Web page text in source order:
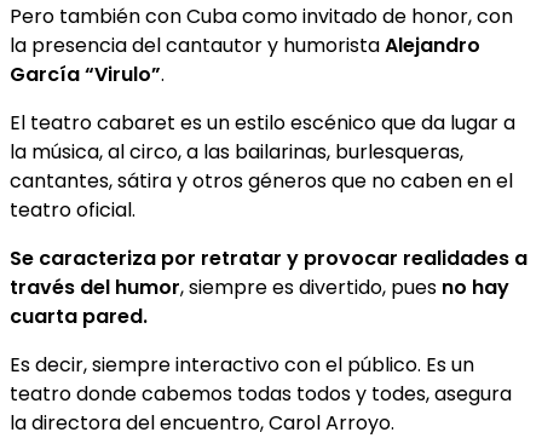
Pero también con Cuba como invitado de honor, con
la presencia del cantautor y humoristaAlejandro
García “Virulo”.
El teatro cabaret es un estilo escénico que da lugar a
la música, al circo, a las bailarinas, burlesqueras,
cantantes, sátira y otros géneros que no caben en el
teatro oficial.
Se caracteriza por retratar y provocar realidades a
través del humor, siempre es divertido, pues no hay
cuarta pared.
Es decir, siempre interactivo con el público. Es un
teatro donde cabemos todas todos y todes, asegura
la directora del encuentro, Carol Arroyo.